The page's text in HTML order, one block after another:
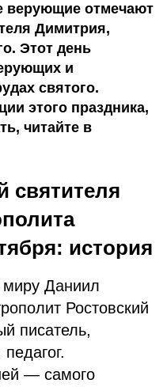
верующие отмечают
Димитрия,
Этот день
и
святого.
этого праздника,
читайте в
святителя
история
миру Даниил
Ростовский
писатель,
— самого